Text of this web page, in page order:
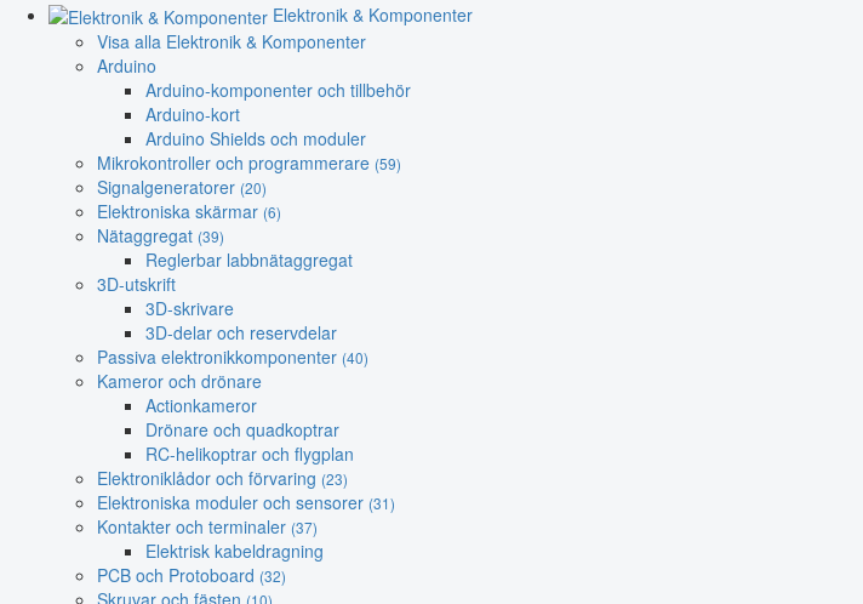
Elektronik & Komponenter
Visa alla Elektronik & Komponenter
Arduino
Arduino-komponenter och tillbehör
Arduino-kort
Arduino Shields och moduler
Mikrokontroller och programmerare (59)
Signalgeneratorer (20)
Elektroniska skärmar (6)
Nätaggregat (39)
Reglerbar labbnätaggregat
3D-utskrift
3D-skrivare
3D-delar och reservdelar
Passiva elektronikkomponenter (40)
Kameror och drönare
Actionkameror
Drönare och quadkoptrar
RC-helikoptrar och flygplan
Elektroniklådor och förvaring (23)
Elektroniska moduler och sensorer (31)
Kontakter och terminaler (37)
Elektrisk kabeldragning
PCB och Protoboard (32)
Skruvar och fästen (10)